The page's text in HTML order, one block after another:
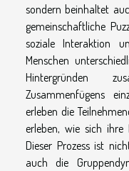
sondern beinhaltet
gemeinschaftliche
soziale Interaktion
Menschen
Hintergründen
Zusammenfügens
erleben die
erleben, wie sich ihre
Dieser Prozess ist
auch die